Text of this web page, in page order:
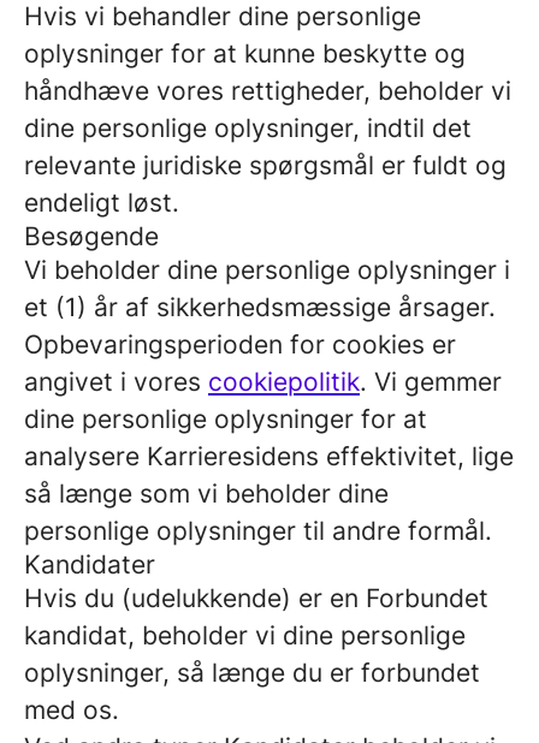
Hvis vi behandler dine personlige
oplysninger for at kunne beskytte og
håndhæve vores rettigheder, beholder vi
dine personlige oplysninger, indtil det
relevante juridiske spørgsmål er fuldt og
endeligt løst.
Besøgende
Vi beholder dine personlige oplysninger i
et (1) år af sikkerhedsmæssige årsager.
Opbevaringsperioden for cookies er
angivet i vores cookiepolitik. Vi gemmer
dine personlige oplysninger for at
analysere Karrieresidens effektivitet, lige
så længe som vi beholder dine
personlige oplysninger til andre formål.
Kandidater
Hvis du (udelukkende) er en Forbundet
kandidat, beholder vi dine personlige
oplysninger, så længe du er forbundet
med os.